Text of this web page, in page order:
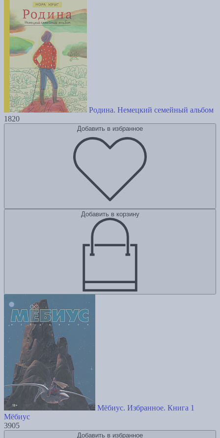
Родина. Немецкий семейный альбом
1820
Добавить в избранное
Добавить в корзину
Мёбиус. Избранное. Книга 1
Мёбиус
3905
Добавить в избранное